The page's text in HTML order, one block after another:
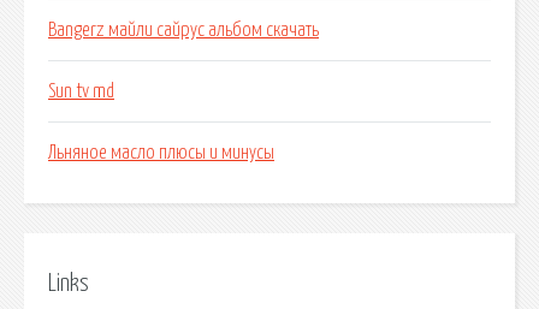
Bangerz майли сайрус альбом скачать
Sun tv md
Льняное масло плюсы и минусы
Links